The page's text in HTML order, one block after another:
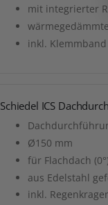
mit integrierter
inkl. Klemmband
Schiedel ICS
Ø150 mm
für Flachdach
aus Edelstahl
inkl.